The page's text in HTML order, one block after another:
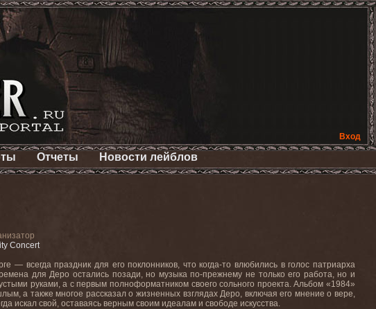
Вход
Отчеты Новости лейблов
Concert
всегда праздник для его поклонников, что когда-то влюбились в голос патриарха
для Деро остались позади, но музыка по-прежнему не только его работа, но и
руками, а с первым полноформатником своего сольного проекта. Альбом «1984»
а также многое рассказал о жизненных взглядах Деро, включая его мнение о вере,
искал свой, оставаясь верным своим идеалам и свободе искусства.